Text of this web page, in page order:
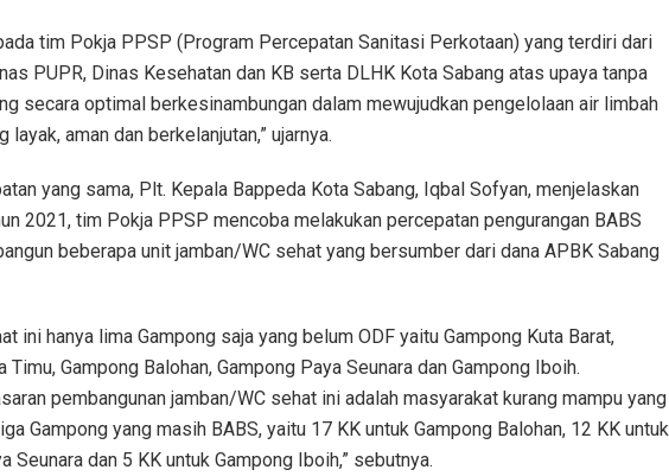
tim Pokja PPSP (Program Percepatan Sanitasi Perkotaan) yang terdiri dari
PUPR, Dinas Kesehatan dan KB serta DLHK Kota Sabang atas upaya tanpa
secara optimal berkesinambungan dalam mewujudkan pengelolaan air limbah
layak, aman dan berkelanjutan,” ujarnya.
yang sama, Plt. Kepala Bappeda Kota Sabang, Iqbal Sofyan, menjelaskan
2021, tim Pokja PPSP mencoba melakukan percepatan pengurangan BABS
beberapa unit jamban/WC sehat yang bersumber dari dana APBK Sabang
ini hanya lima Gampong saja yang belum ODF yaitu Gampong Kuta Barat,
Timu, Gampong Balohan, Gampong Paya Seunara dan Gampong Iboih.
pembangunan jamban/WC sehat ini adalah masyarakat kurang mampu yang
Gampong yang masih BABS, yaitu 17 KK untuk Gampong Balohan, 12 KK untuk
Seunara dan 5 KK untuk Gampong Iboih,” sebutnya.